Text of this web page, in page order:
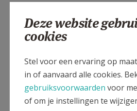
Deze website
cookies
Stel voor een ervaring op
in of aanvaard alle cookies.
gebruiksvoorwaarden voor
of om je instellingen te